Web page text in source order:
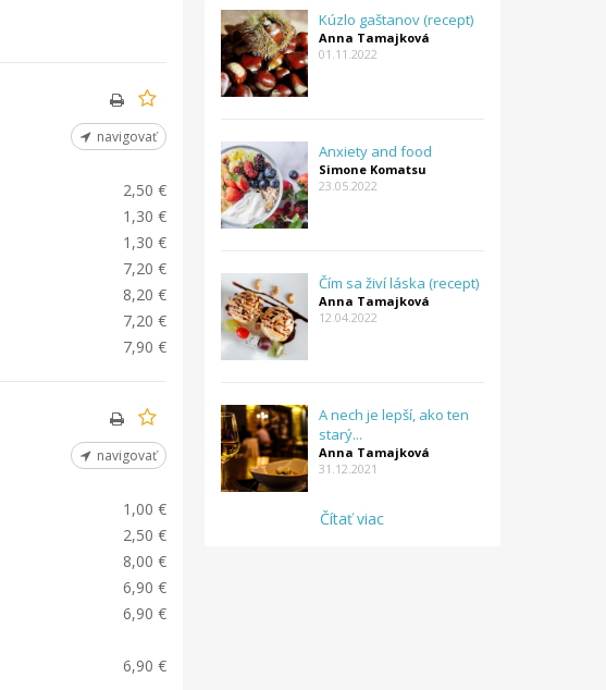
navigovať
2,50 €
1,30 €
1,30 €
7,20 €
8,20 €
7,20 €
7,90 €
navigovať
1,00 €
2,50 €
8,00 €
6,90 €
6,90 €
6,90 €
Kúzlo gaštanov (recept)
Anna Tamajková
01.11.2022
Anxiety and food
Simone Komatsu
23.05.2022
Čím sa živí láska (recept)
Anna Tamajková
12.04.2022
A nech je lepší, ako ten
starý...
Anna Tamajková
31.12.2021
Čítať viac